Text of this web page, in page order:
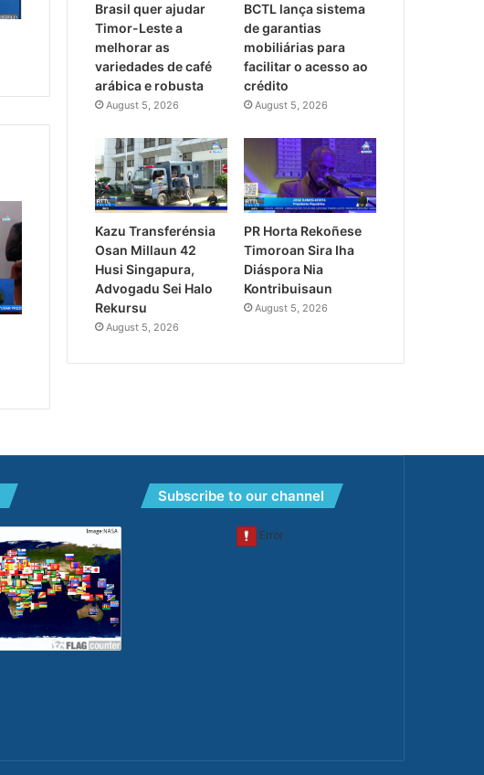
Brasil quer ajudar
Timor-Leste a
melhorar as
variedades de café
arábica e robusta
August 5, 2026
BCTL lança sistema
de garantias
mobiliárias para
facilitar o acesso ao
crédito
August 5, 2026
Kazu Transferénsia
Osan Millaun 42
Husi Singapura,
Advogadu Sei Halo
Rekursu
August 5, 2026
PR Horta Rekoñese
Timoroan Sira Iha
Diáspora Nia
Kontribuisaun
August 5, 2026
Subscribe to our channel